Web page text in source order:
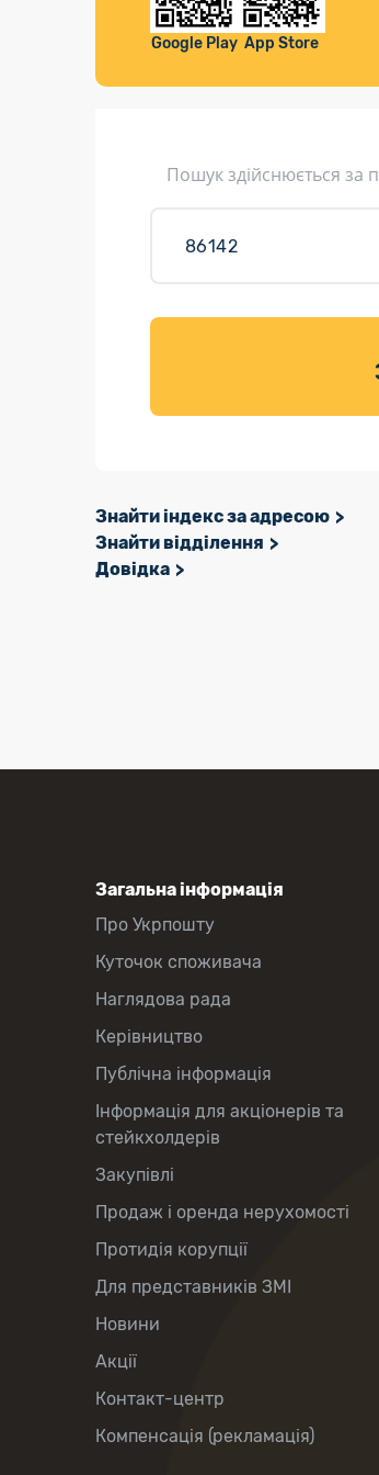
Листи та листівки
Доставка товарів для саду
Google Play App Store
Пошук здійснюється за
Знайти індекс за адресою
Знайти відділення
Довідка
Загальна інформація
Про Укрпошту
Куточок споживача
Наглядова рада
Керівництво
Публічна інформація
Інформація для акціонерів та
стейкхолдерів
Закупівлі
Продаж і оренда нерухомості
Протидія корупції
Для представників ЗМІ
Новини
Акції
Контакт-центр
Компенсація (рекламація)